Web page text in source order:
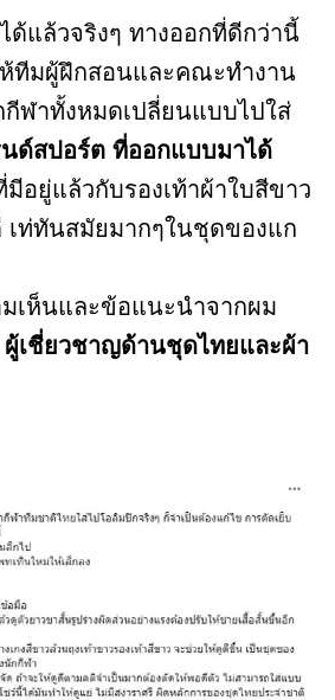
ด้แล้วจริงๆ ทางออกที่ดีกว่านี้
ทีมผู้ฝึกสอนและคณะทำงาน
ฬาทั้งหมดเปลี่ยนแบบไปใส่
ด์สปอร์ต ที่ออกแบบมาได้
มีอยู่แล้วกับรองเท้าผ้าใบสีขาว
เท่ทันสมัยมากๆในชุดของแก
เห็นและข้อแนะนำจากผม
เชี่ยวชาญด้านชุดไทยและผ้า